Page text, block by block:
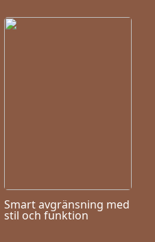
Smart avgränsning med
stil och funktion